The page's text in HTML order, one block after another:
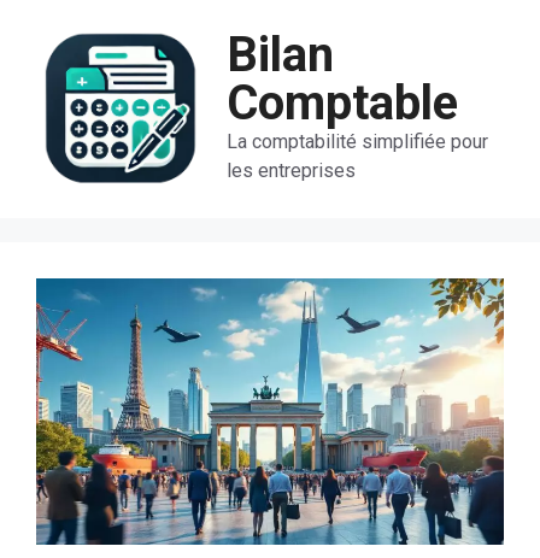
contenu
Bilan
Comptable
La comptabilité simplifiée pour
les entreprises